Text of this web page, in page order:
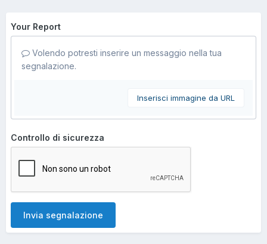
Your Report
Volendo potresti inserire un messaggio nella tua
segnalazione.
Inserisci immagine da URL
Controllo di sicurezza
Invia segnalazione